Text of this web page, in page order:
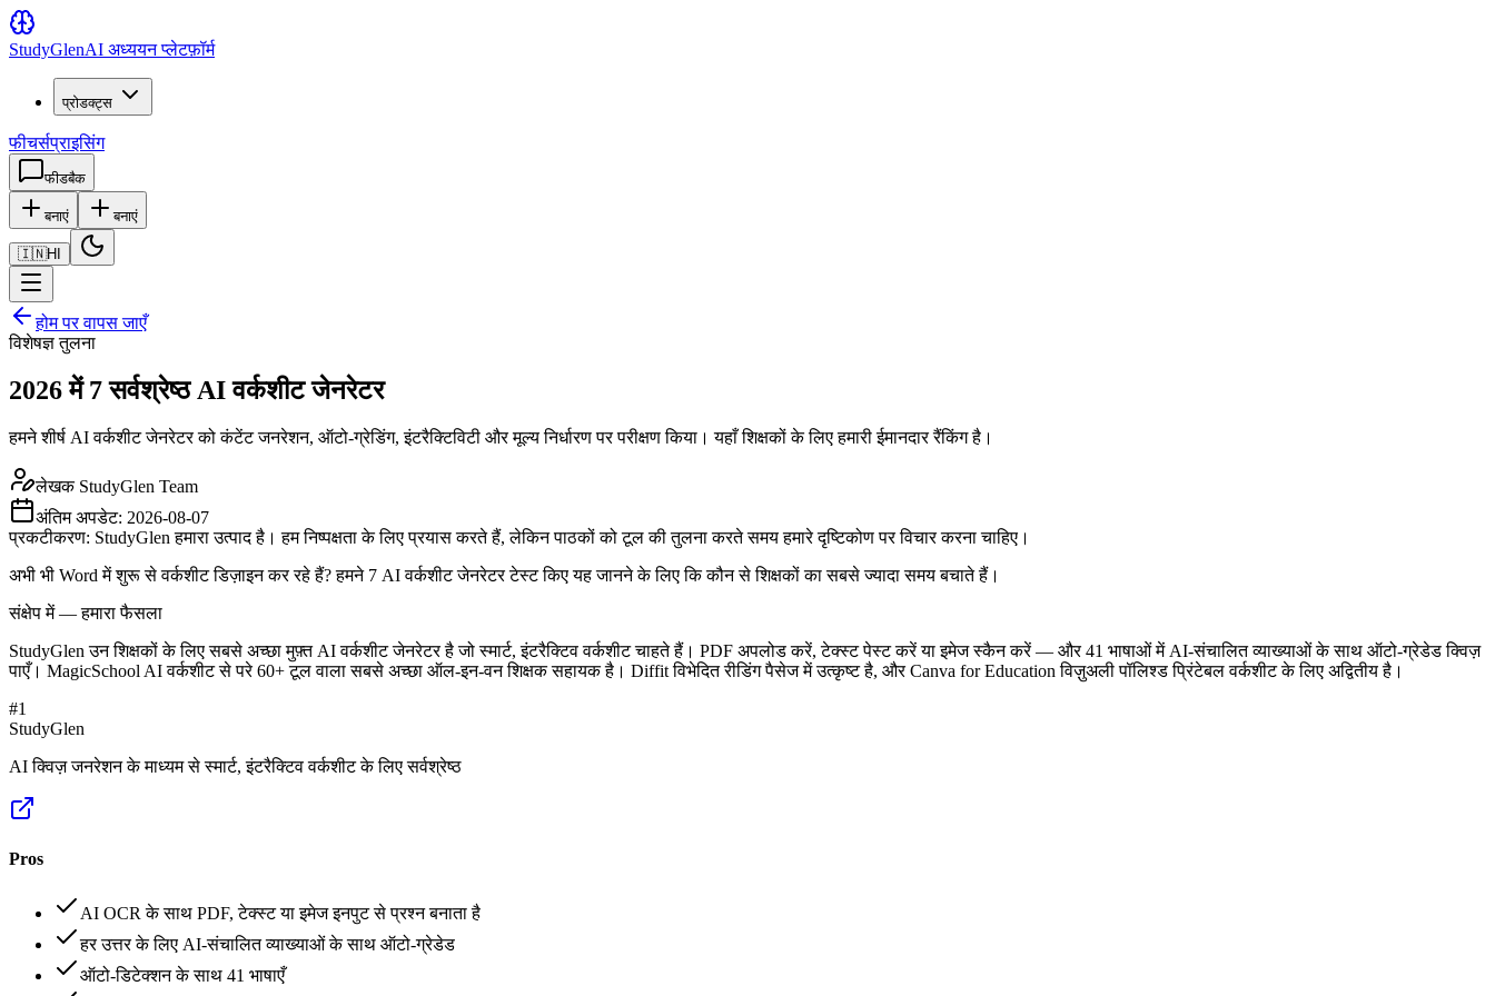
StudyGlenAI अध्ययन प्लेटफ़ॉर्म
प्रोडक्ट्स
फीचर्सप्राइसिंग
फीडबैक
बनाएं बनाएं
🇮🇳HI
होम पर वापस जाएँ
विशेषज्ञ तुलना
2026 में 7 सर्वश्रेष्ठ AI वर्कशीट जेनरेटर
हमने शीर्ष AI वर्कशीट जेनरेटर को कंटेंट जनरेशन, ऑटो-ग्रेडिंग, इंटरैक्टिविटी और मूल्य निर्धारण पर परीक्षण किया। यहाँ शिक्षकों के लिए हमारी ईमानदार रैंकिंग है।
लेखक StudyGlen Team
अंतिम अपडेट: 2026-08-07
प्रकटीकरण: StudyGlen हमारा उत्पाद है। हम निष्पक्षता के लिए प्रयास करते हैं, लेकिन पाठकों को टूल की तुलना करते समय हमारे दृष्टिकोण पर विचार करना चाहिए।
अभी भी Word में शुरू से वर्कशीट डिज़ाइन कर रहे हैं? हमने 7 AI वर्कशीट जेनरेटर टेस्ट किए यह जानने के लिए कि कौन से शिक्षकों का सबसे ज्यादा समय बचाते हैं।
संक्षेप में — हमारा फैसला
StudyGlen उन शिक्षकों के लिए सबसे अच्छा मुफ़्त AI वर्कशीट जेनरेटर है जो स्मार्ट, इंटरैक्टिव वर्कशीट चाहते हैं। PDF अपलोड करें, टेक्स्ट पेस्ट करें या इमेज स्कैन करें — और 41 भाषाओं में AI-संचालित व्याख्याओं के साथ ऑटो-ग्रेडेड क्विज़
पाएँ। MagicSchool AI वर्कशीट से परे 60+ टूल वाला सबसे अच्छा ऑल-इन-वन शिक्षक सहायक है। Diffit विभेदित रीडिंग पैसेज में उत्कृष्ट है, और Canva for Education विज़ुअली पॉलिश्ड प्रिंटेबल वर्कशीट के लिए अद्वितीय है।
#1
StudyGlen
AI क्विज़ जनरेशन के माध्यम से स्मार्ट, इंटरैक्टिव वर्कशीट के लिए सर्वश्रेष्ठ
Pros
AI OCR के साथ PDF, टेक्स्ट या इमेज इनपुट से प्रश्न बनाता है
हर उत्तर के लिए AI-संचालित व्याख्याओं के साथ ऑटो-ग्रेडेड
ऑटो-डिटेक्शन के साथ 41 भाषाएँ